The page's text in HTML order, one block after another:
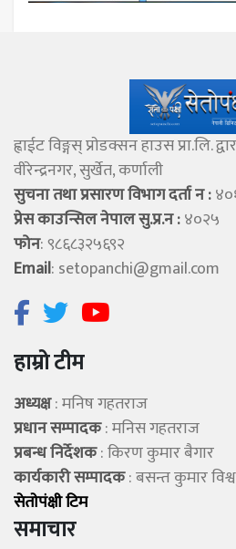
ह्वाईट विङ्गस् प्राेडक्सन हाउस प्रा.लि.
वीरेन्द्रनगर, सुर्खेत, कर्णाली
सुचना तथा प्रसारण विभाग दर्ता न :
प्रेस काउन्सिल नेपाल सु.प्र.न :४०२५
फोन: ९८६८३२५६९२
Email: setopanchi@gmail.com
हाम्रो टीम
अध्यक्ष: मनिष गहतराज
प्रधान सम्पादक: मनिस गहतराज
प्रबन्ध निर्देशक: किरण कुमार बैगार
कार्यकारी सम्पादक: बसन्त कुमार
सेताेपंक्षी टिम
समाचार